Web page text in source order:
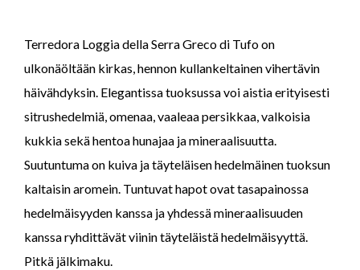
Terredora Loggia della Serra Greco di Tufo on
ulkonäöltään kirkas, hennon kullankeltainen vihertävin
häivähdyksin. Elegantissa tuoksussa voi aistia erityisesti
sitrushedelmiä, omenaa, vaaleaa persikkaa, valkoisia
kukkia sekä hentoa hunajaa ja mineraalisuutta.
Suutuntuma on kuiva ja täyteläisen hedelmäinen tuoksun
kaltaisin aromein. Tuntuvat hapot ovat tasapainossa
hedelmäisyyden kanssa ja yhdessä mineraalisuuden
kanssa ryhdittävät viinin täyteläistä hedelmäisyyttä.
Pitkä jälkimaku.